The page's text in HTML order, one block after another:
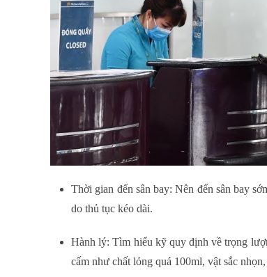
Thời gian đến sân bay: Nên đến sân bay
do thủ tục kéo dài.
Hành lý: Tìm hiểu kỹ quy định về trọng
cấm như chất lỏng quá 100ml, vật sắc